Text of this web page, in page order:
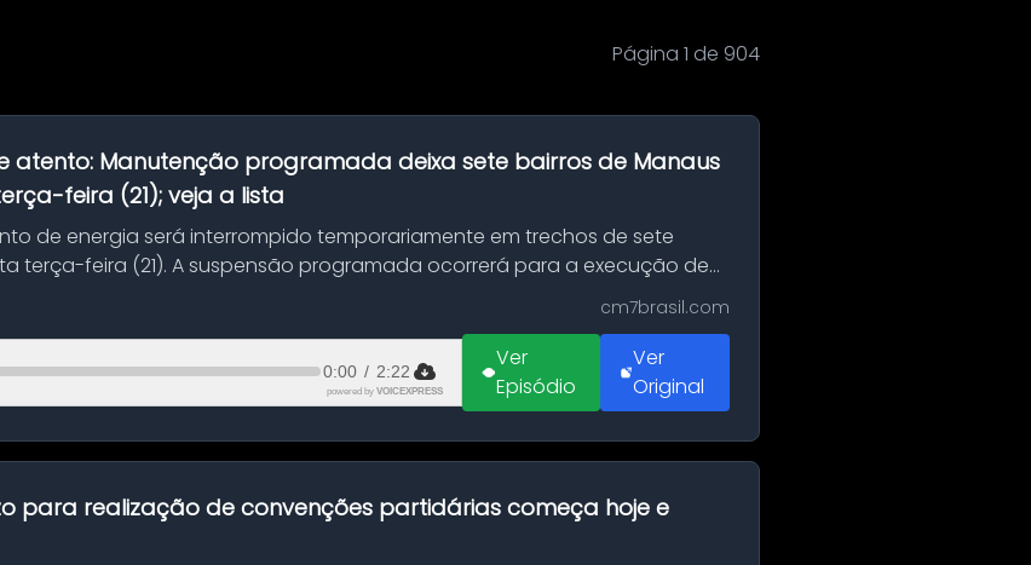
Página 1 de 904
atento: Manutenção programada deixa sete bairros de Manaus
feira (21); veja a lista
de energia será interrompido temporariamente em trechos de sete
terça-feira (21). A suspensão programada ocorrerá para a execução de
cm7brasil.com
0:00 / 2:22
powered by VOICEXPRESS
Ver
Episódio
Ver
Original
para realização de convenções partidárias começa hoje e